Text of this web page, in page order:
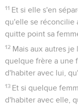
11 Et si elle s'en
qu'elle se réconcilie
quitte point sa
12 Mais aux autres je
quelque frère a une
d'habiter avec lui,
13 Et si quelque
d'habiter avec elle,